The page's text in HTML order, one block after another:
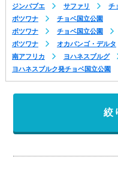
ジンバブエ サファリ
チ
ボツワナ
チョベ国立公園
ボツワナ
チョベ国立公園
ボツワナ
オカバンゴ・デルタ
南アフリカ
ヨハネスブルグ
ヨハネスブルク発チョベ国立公園
絞